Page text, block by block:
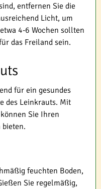
entfernen Sie die
Licht, um
4-6 Wochen sollten
das Freiland sein.
für ein gesundes
des Leinkrauts. Mit
Sie Ihren
bieten.
feuchten Boden,
Sie regelmäßig,